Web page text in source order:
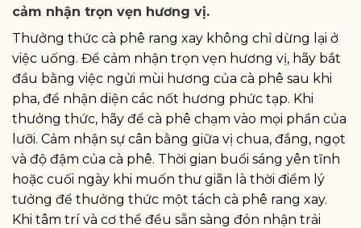
cảm nhận trọn vẹn hương vị.
Thưởng thức cà phê rang xay không chỉ dừng lại ở
việc uống. Để cảm nhận trọn vẹn hương vị, hãy bắt
đầu bằng việc ngửi mùi hương của cà phê sau khi
pha, để nhận diện các nốt hương phức tạp. Khi
thưởng thức, hãy để cà phê chạm vào mọi phần của
lưỡi. Cảm nhận sự cân bằng giữa vị chua, đắng, ngọt
và độ đậm của cà phê. Thời gian buổi sáng yên tĩnh
hoặc cuối ngày khi muốn thư giãn là thời điểm lý
tưởng để thưởng thức một tách cà phê rang xay.
Khi tâm trí và cơ thể đều sẵn sàng đón nhận trải